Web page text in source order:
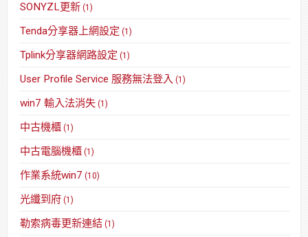
SONYZL更新 (1)
Tenda分享器上網設定 (1)
Tplink分享器網路設定 (1)
User Profile Service 服務無法登入 (1)
win7 輸入法消失 (1)
中古機櫃 (1)
中古電腦機櫃 (1)
作業系統win7 (10)
光纖到府 (1)
勒索病毒更新連結 (1)